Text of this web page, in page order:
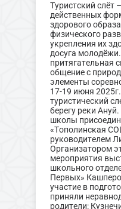
Туристский слёт
действенных
здорового
физического
укрепления их
досуга
притягательная
общение с
элементы
17-19 июня
туристический
берегу реки
школы
«Тополинская
руководителем
Организатором
мероприятия
школьного
Первых»
участие в
приняли
родители: